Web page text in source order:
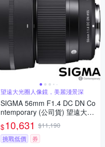
望遠大光圈人像鏡，美麗淺景深
SIGMA 56mm F1.4 DC DN Co
ntemporary (公司貨) 望遠大光
圈定焦鏡頭 人像鏡 APS-C 無反
微單眼專用鏡頭
$10,631 $11,190
挑戰低價
券